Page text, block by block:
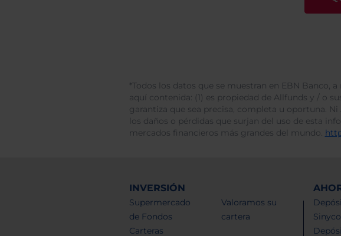
*Todos los datos que se muestran en EBN Banco,
aquí contenida: (1) es propiedad de Allfunds y / o
garantiza que sea precisa, completa u oportuna.
los daños o pérdidas que surjan del uso de esta
mercados financieros más grandes del mundo.
INVERSIÓN
Supermercado
de Fondos
Carteras
Valoramos su
cartera